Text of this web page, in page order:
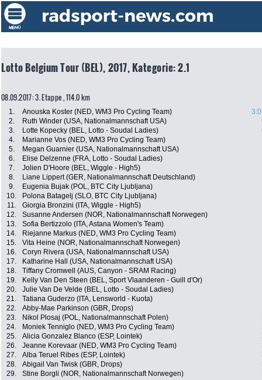
Lotto Belgium Tour (BEL), 2017, Kategorie: 2.1
08.09.2017: 3. Etappe , 114.0 km
1. Anouska Koster (NED, WM3 Pro Cycling Team)
2.
Ruth Winder (USA, Nationalmannschaft USA)
3.
Lotte Kopecky (BEL, Lotto - Soudal Ladies)
4.
Marianne Vos (NED, WM3 Pro Cycling Team)
5.
Megan Guarnier (USA, Nationalmannschaft USA)
6.
Elise Delzenne (FRA, Lotto - Soudal Ladies)
7.
Jolien D'Hoore (BEL, Wiggle - High5)
8.
Liane Lippert (GER, Nationalmannschaft Deutschland)
9.
Eugenia Bujak (POL, BTC City Ljubljana)
10.
Polona Batagelj (SLO, BTC City Ljubljana)
11.
Giorgia Bronzini (ITA, Wiggle - High5)
12.
Susanne Andersen (NOR, Nationalmannschaft Norwegen)
13.
Sofia Bertizzolo (ITA, Astana Women's Team)
14.
Riejanne Markus (NED, WM3 Pro Cycling Team)
15.
Vita Heine (NOR, Nationalmannschaft Norwegen)
16.
Coryn Rivera (USA, Nationalmannschaft USA)
17.
Katharine Hall (USA, Nationalmannschaft USA)
18.
Tiffany Cromwell (AUS, Canyon - SRAM Racing)
19.
Kelly Van Den Steen (BEL, Sport Vlaanderen - Guill d'Or)
20.
Julie Van De Velde (BEL, Lotto - Soudal Ladies)
21.
Tatiana Guderzo (ITA, Lensworld - Kuota)
22.
Abby-Mae Parkinson (GBR, Drops)
23.
Nikol Plosaj (POL, Nationalmannschaft Polen)
24.
Moniek Tenniglo (NED, WM3 Pro Cycling Team)
25.
Alicia Gonzalez Blanco (ESP, Lointek)
26.
Jeanne Korevaar (NED, WM3 Pro Cycling Team)
27.
Alba Teruel Ribes (ESP, Lointek)
28.
Abigail Van Twisk (GBR, Drops)
29.
Stine Borgli (NOR, Nationalmannschaft Norwegen)